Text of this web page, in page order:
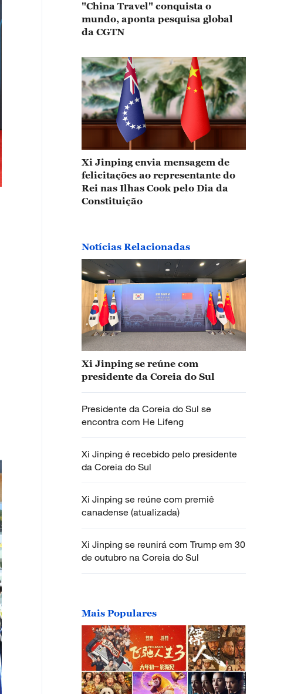
"China Travel" conquista o
mundo, aponta pesquisa global
da CGTN
Xi Jinping envia mensagem de
felicitações ao representante do
Rei nas Ilhas Cook pelo Dia da
Constituição
Notícias Relacionadas
Xi Jinping se reúne com
presidente da Coreia do Sul
Presidente da Coreia do Sul se
encontra com He Lifeng
Xi Jinping é recebido pelo presidente
da Coreia do Sul
Xi Jinping se reúne com premiê
canadense (atualizada)
Xi Jinping se reunirá com Trump em 30
de outubro na Coreia do Sul
Mais Populares